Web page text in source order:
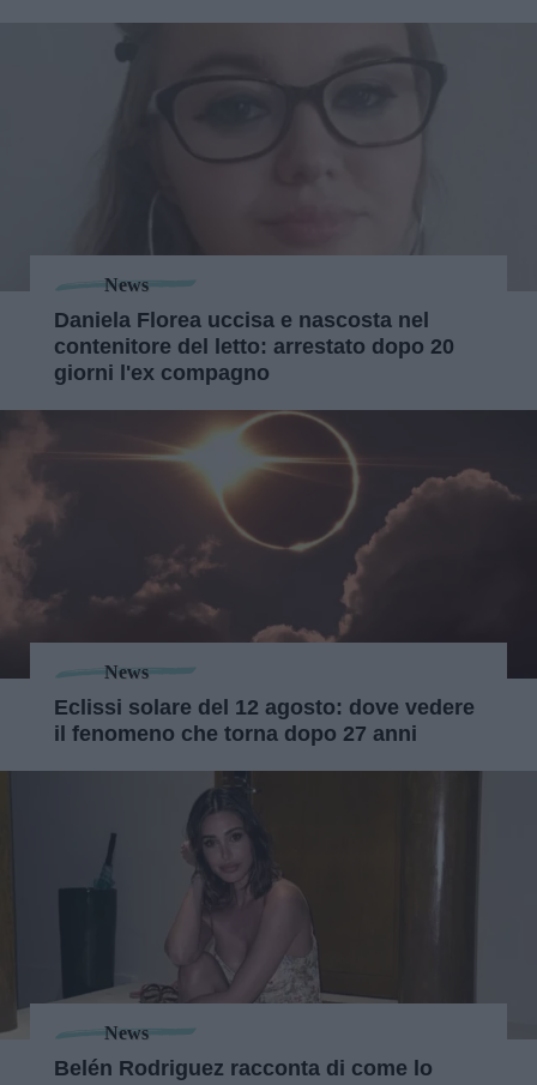
News
Daniela Florea uccisa e nascosta nel
contenitore del letto: arrestato dopo 20
giorni l'ex compagno
News
Eclissi solare del 12 agosto: dove vedere
il fenomeno che torna dopo 27 anni
News
Belén Rodriguez racconta di come lo